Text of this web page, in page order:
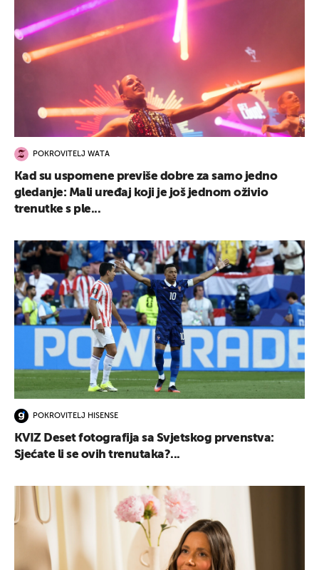
POKROVITELJ WATA
Kad su uspomene previše dobre za samo jedno
gledanje: Mali uređaj koji je još jednom oživio
trenutke s ple...
POKROVITELJ HISENSE
KVIZ Deset fotografija sa Svjetskog prvenstva:
Sjećate li se ovih trenutaka?...